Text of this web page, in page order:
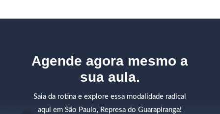
Agende agora mesmo a
sua aula.
Saia da rotina e explore essa modalidade radical
aqui em São Paulo, Represa do Guarapiranga!